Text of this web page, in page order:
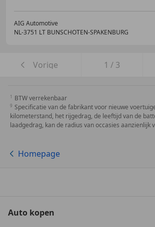
AIG Automotive
NL-3751 LT BUNSCHOTEN-SPAKENBURG
Vorige 1 / 3
BTW verrekenbaar
Specificatie van de fabrikant voor nieuwe
kilometerstand, het rijgedrag, de leeftijd van de
laadgedrag, kan de radius van occasies aanzienlijk
Homepage
Auto kopen